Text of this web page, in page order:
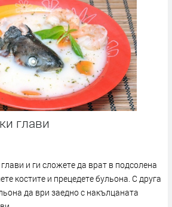
глави
и ги сложете да врат в подсолена
костите и прецедете бульона. С друга
да ври заедно с накълцаната